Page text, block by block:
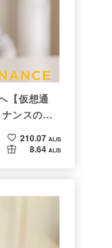
【仮想通
ンスの使
210.07 ALIS
8.64 ALIS